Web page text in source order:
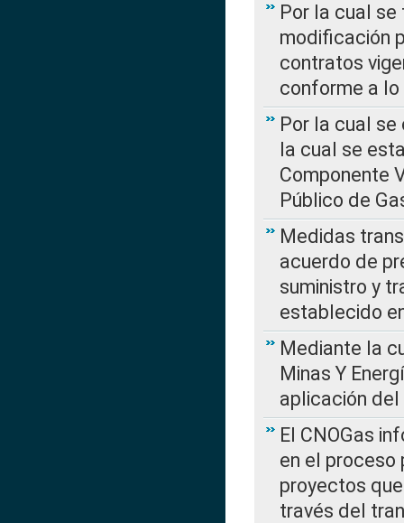
Por la cual
modificación
contratos
conforme a lo
Por la cual se
la cual se
Componente
Público de
Medidas
acuerdo de
suministro y
establecido
Mediante la
Minas Y
aplicación
El CNOGas
en el proceso
proyectos
través del